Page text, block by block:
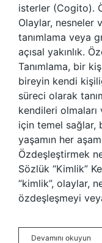
isterler (Cogito).
Olaylar, nesneler
tanımlama veya
açısal yakınlık.
Tanımlama, bir
bireyin kendi
süreci olarak
kendileri
için temel sağlar,
yaşamın her
Özdeşleştirmek
Sözlük “Kimlik”
“kimlik”, olaylar,
özdeşleşmeyi
Devamını okuyun